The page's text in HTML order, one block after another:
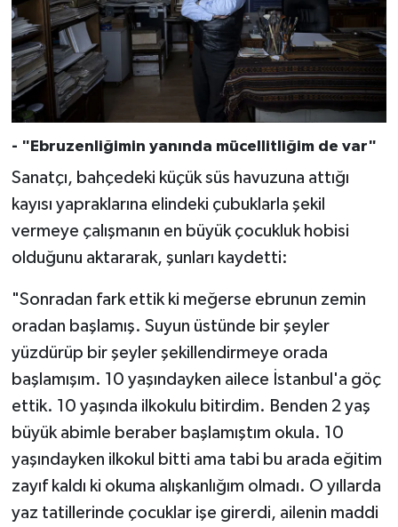
- "Ebruzenliğimin yanında mücellitliğim de var"
Sanatçı, bahçedeki küçük süs havuzuna attığı
kayısı yapraklarına elindeki çubuklarla şekil
vermeye çalışmanın en büyük çocukluk hobisi
olduğunu aktararak, şunları kaydetti:
"Sonradan fark ettik ki meğerse ebrunun zemin
oradan başlamış. Suyun üstünde bir şeyler
yüzdürüp bir şeyler şekillendirmeye orada
başlamışım. 10 yaşındayken ailece İstanbul'a göç
ettik. 10 yaşında ilkokulu bitirdim. Benden 2 yaş
büyük abimle beraber başlamıştım okula. 10
yaşındayken ilkokul bitti ama tabi bu arada eğitim
zayıf kaldı ki okuma alışkanlığım olmadı. O yıllarda
yaz tatillerinde çocuklar işe girerdi, ailenin maddi
Gümüşhane Müftülüğü
Hakkari Müftülüğü
Hatay Müftülüğü
Iğdır Müftülüğü
Isparta Müftülüğü
İstanbul Müftülüğü
İzmir Müftülüğü
Kahramanmaraş Müftülüğü
Karabük Müftülüğü
Kars Müftülüğü